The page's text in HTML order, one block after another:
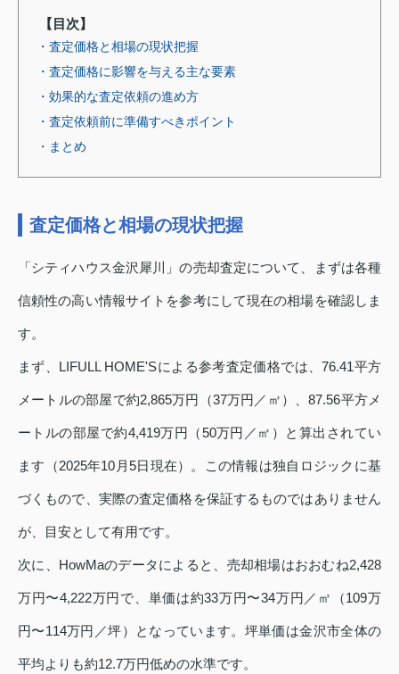
【目次】
・査定価格と相場の現状把握
・査定価格に影響を与える主な要素
・効果的な査定依頼の進め方
・査定依頼前に準備すべきポイント
・まとめ
査定価格と相場の現状把握
「シティハウス金沢犀川」の売却査定について、まずは各種
信頼性の高い情報サイトを参考にして現在の相場を確認しま
す。
まず、LIFULL HOME'Sによる参考査定価格では、76.41平方
メートルの部屋で約2,865万円（37万円／㎡）、87.56平方メ
ートルの部屋で約4,419万円（50万円／㎡）と算出されてい
ます（2025年10月5日現在）。この情報は独自ロジックに基
づくもので、実際の査定価格を保証するものではありません
が、目安として有用です。
次に、HowMaのデータによると、売却相場はおおむね2,428
万円〜4,222万円で、単価は約33万円〜34万円／㎡（109万
円〜114万円／坪）となっています。坪単価は金沢市全体の
平均よりも約12.7万円低めの水準です。